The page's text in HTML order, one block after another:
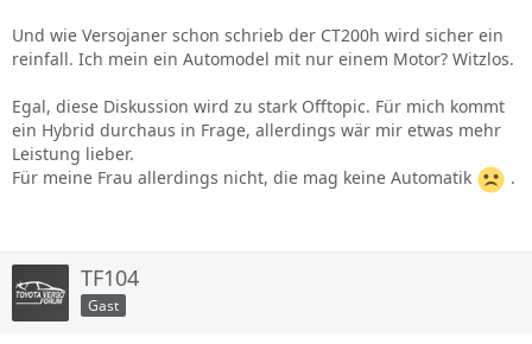
Und wie Versojaner schon schrieb der CT200h wird sicher ein
reinfall. Ich mein ein Automodel mit nur einem Motor? Witzlos.
Egal, diese Diskussion wird zu stark Offtopic. Für mich kommt
ein Hybrid durchaus in Frage, allerdings wär mir etwas mehr
Leistung lieber.
Für meine Frau allerdings nicht, die mag keine Automatik
.
TF104
Gast